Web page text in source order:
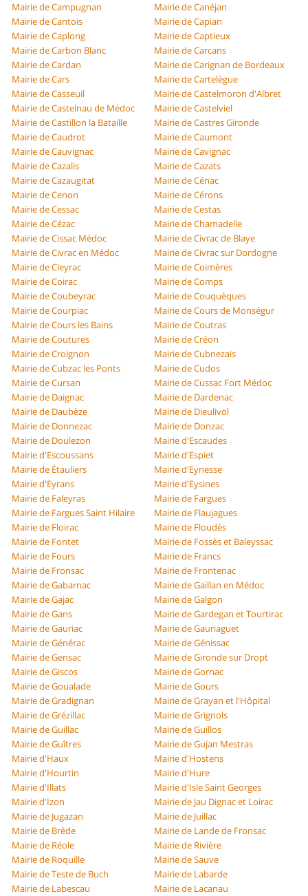
Mairie de Campugnan
Mairie de Canéjan
Mairie de Cantois
Mairie de Capian
Mairie de Caplong
Mairie de Captieux
Mairie de Carbon Blanc
Mairie de Carcans
Mairie de Cardan
Mairie de Carignan de Bordeaux
Mairie de Cars
Mairie de Cartelègue
Mairie de Casseuil
Mairie de Castelmoron d'Albret
Mairie de Castelnau de Médoc
Mairie de Castelviel
Mairie de Castillon la Bataille
Mairie de Castres Gironde
Mairie de Caudrot
Mairie de Caumont
Mairie de Cauvignac
Mairie de Cavignac
Mairie de Cazalis
Mairie de Cazats
Mairie de Cazaugitat
Mairie de Cénac
Mairie de Cenon
Mairie de Cérons
Mairie de Cessac
Mairie de Cestas
Mairie de Cézac
Mairie de Chamadelle
Mairie de Cissac Médoc
Mairie de Civrac de Blaye
Mairie de Civrac en Médoc
Mairie de Civrac sur Dordogne
Mairie de Cleyrac
Mairie de Coimères
Mairie de Coirac
Mairie de Comps
Mairie de Coubeyrac
Mairie de Couquèques
Mairie de Courpiac
Mairie de Cours de Monségur
Mairie de Cours les Bains
Mairie de Coutras
Mairie de Coutures
Mairie de Créon
Mairie de Croignon
Mairie de Cubnezais
Mairie de Cubzac les Ponts
Mairie de Cudos
Mairie de Cursan
Mairie de Cussac Fort Médoc
Mairie de Daignac
Mairie de Dardenac
Mairie de Daubèze
Mairie de Dieulivol
Mairie de Donnezac
Mairie de Donzac
Mairie de Doulezon
Mairie d'Escaudes
Mairie d'Escoussans
Mairie d'Espiet
Mairie de Étauliers
Mairie d'Eynesse
Mairie d'Eyrans
Mairie d'Eysines
Mairie de Faleyras
Mairie de Fargues
Mairie de Fargues Saint Hilaire
Mairie de Flaujagues
Mairie de Floirac
Mairie de Floudès
Mairie de Fontet
Mairie de Fossès et Baleyssac
Mairie de Fours
Mairie de Francs
Mairie de Fronsac
Mairie de Frontenac
Mairie de Gabarnac
Mairie de Gaillan en Médoc
Mairie de Gajac
Mairie de Galgon
Mairie de Gans
Mairie de Gardegan et Tourtirac
Mairie de Gauriac
Mairie de Gauriaguet
Mairie de Générac
Mairie de Génissac
Mairie de Gensac
Mairie de Gironde sur Dropt
Mairie de Giscos
Mairie de Gornac
Mairie de Goualade
Mairie de Gours
Mairie de Gradignan
Mairie de Grayan et l'Hôpital
Mairie de Grézillac
Mairie de Grignols
Mairie de Guillac
Mairie de Guillos
Mairie de Guîtres
Mairie de Gujan Mestras
Mairie d'Haux
Mairie d'Hostens
Mairie d'Hourtin
Mairie d'Hure
Mairie d'Illats
Mairie d'Isle Saint Georges
Mairie d'Izon
Mairie de Jau Dignac et Loirac
Mairie de Jugazan
Mairie de Juillac
Mairie de Brède
Mairie de Lande de Fronsac
Mairie de Réole
Mairie de Rivière
Mairie de Roquille
Mairie de Sauve
Mairie de Teste de Buch
Mairie de Labarde
Mairie de Labescau
Mairie de Lacanau